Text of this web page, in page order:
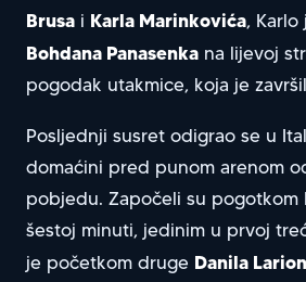
Brusa i Karla Marinkovića, Karlo
Bohdana Panasenka na lijevoj
pogodak utakmice, koja je
Posljednji susret odigrao se u
domaćini pred punom arenom
pobjedu. Započeli su pogotkom
šestoj minuti, jedinim u prvoj
je početkom druge Danila